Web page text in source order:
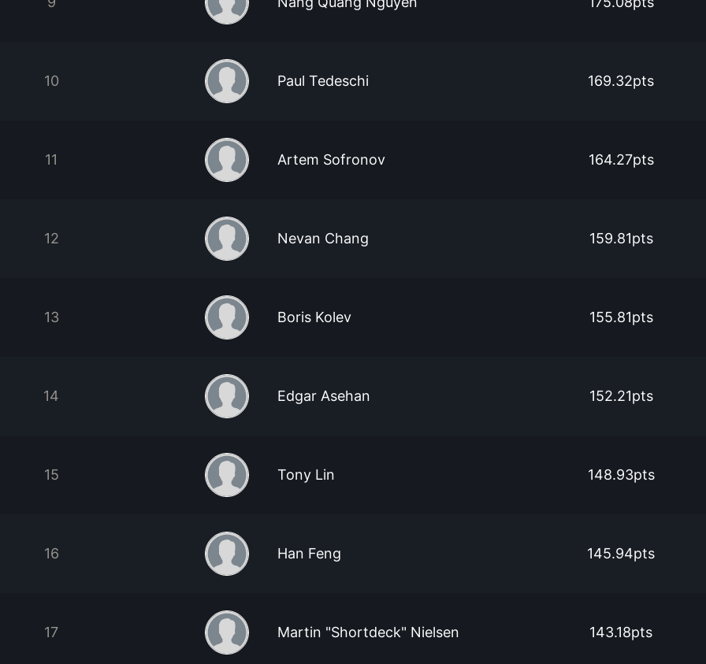
10 Paul Tedeschi 169.32pts
11 Artem Sofronov 164.27pts
12 Nevan Chang 159.81pts
13 Boris Kolev 155.81pts
14 Edgar Asehan 152.21pts
15 Tony Lin 148.93pts
16 Han Feng 145.94pts
17 Martin "Shortdeck" Nielsen 143.18pts